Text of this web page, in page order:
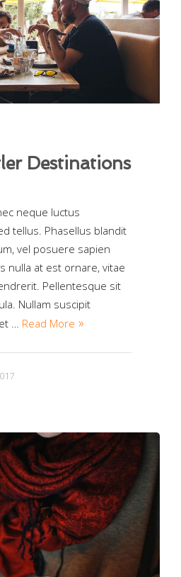
Destinations
neque luctus
tellus. Phasellus blandit
vel posuere sapien
nulla at est ornare, vitae
Pellentesque sit
Nullam suscipit
… Read More